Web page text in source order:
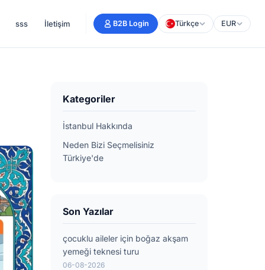
sss İletişim B2B Login Türkçe EUR
Kategoriler
İstanbul Hakkında
Neden Bizi Seçmelisiniz
Türkiye'de
Son Yazılar
çocuklu aileler için boğaz akşam
yemeği teknesi turu
06-08-2026